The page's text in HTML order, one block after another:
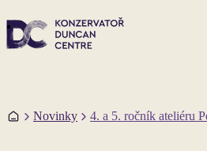
DomůNovinky 4. a 5. ročník ateliéru